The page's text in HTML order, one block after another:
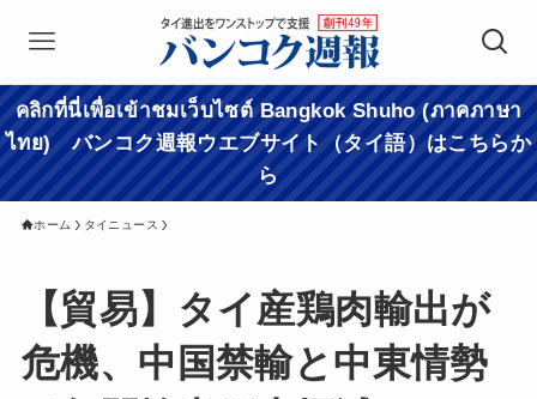
คลิกที่นี่เพื่อเข้าชมเว็บไซต์ Bangkok Shuho (ภาคภาษา
ไทย) バンコク週報ウエブサイト（タイ語）はこちらか
ら
ホーム タイニュース
【貿易】タイ産鶏肉輸出が
危機、中国禁輸と中東情勢